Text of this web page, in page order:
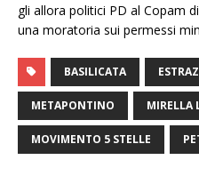
gli allora politici PD al Copam
una moratoria sui permessi
BASILICATA
METAPONTINO MIRELLA
MOVIMENTO 5 STELLE